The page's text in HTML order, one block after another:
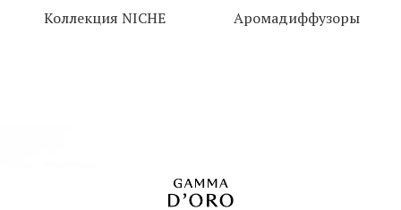
Коллекция NICHE Аромадиффузоры